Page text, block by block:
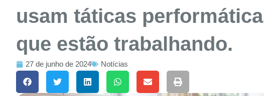
usam táticas
que estão trabalhando.
27 de junho de 2024 Notícias